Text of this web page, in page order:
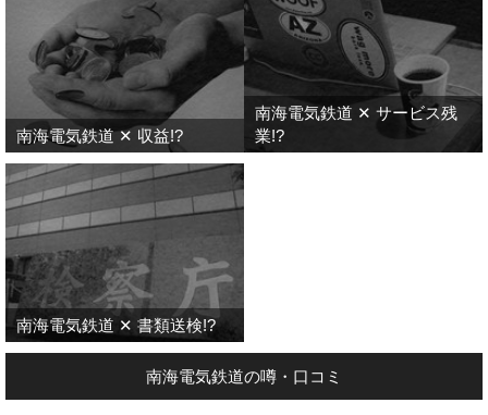
南海電気鉄道 ✕ 収益!?
南海電気鉄道 ✕ サービス残
業!?
南海電気鉄道 ✕ 書類送検!?
南海電気鉄道の噂・口コミ